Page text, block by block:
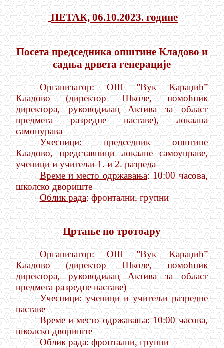
ПЕТАК, 06.10.2023. године
Посета председника општине Кладово и
садња дрвета генерације
Организатор: ОШ ”Вук Караџић”
Кладово (директор Школе, помоћник
директора, руководилац Актива за област
предмета разредне наставе), локална
самопурава
Учесници: председник општине
Кладово, представници локалне самоуправе,
ученици и учитељи 1. и 2. разреда
Време и место одржавања: 10:00 часова,
школско двориште
Облик рада: фронтални, групни
Цртање по тротоару
Организатор: ОШ ”Вук Караџић”
Кладово (директор Школе, помоћник
директора, руководилац Актива за област
предмета разредне наставе)
Учесници: ученици и учитељи разредне
наставе
Време и место одржавања: 10:00 часова,
школско двориште
Облик рада: фронтални, групни